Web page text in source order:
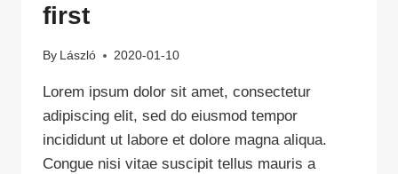
first
By László 2020-01-10
Lorem ipsum dolor sit amet, consectetur
adipiscing elit, sed do eiusmod tempor
incididunt ut labore et dolore magna aliqua.
Congue nisi vitae suscipit tellus mauris a